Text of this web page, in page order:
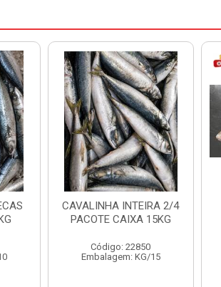
CAVALINHA INTEIRA 2/4
PACOTE CAIXA 15KG
Código: 22850
Embalagem: KG/15